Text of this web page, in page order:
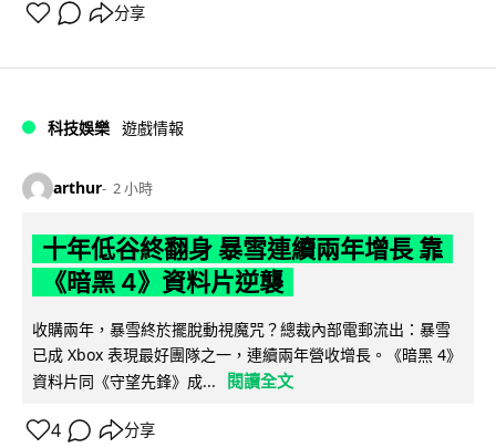
分享
科技娛樂 遊戲情報
arthur 2 小時
十年低谷終翻身 暴雪連續兩年增長 靠
《暗黑 4》資料片逆襲
收購兩年，暴雪終於擺脫動視魔咒？總裁內部電郵流出：暴雪
已成 Xbox 表現最好團隊之一，連續兩年營收增長。《暗黑 4》
資料片同《守望先鋒》成...
閱讀全文
4 分享